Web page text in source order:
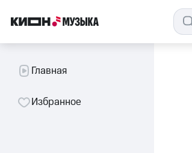
Главная
Избранное